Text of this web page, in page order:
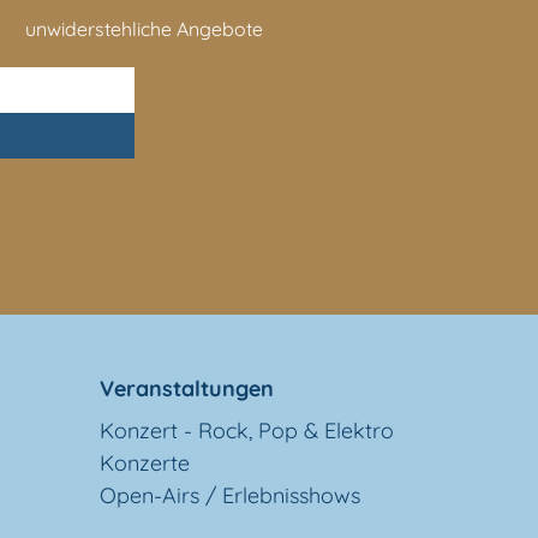
unwiderstehliche Angebote
Veranstaltungen
Konzert - Rock, Pop & Elektro
Konzerte
Open-Airs / Erlebnisshows